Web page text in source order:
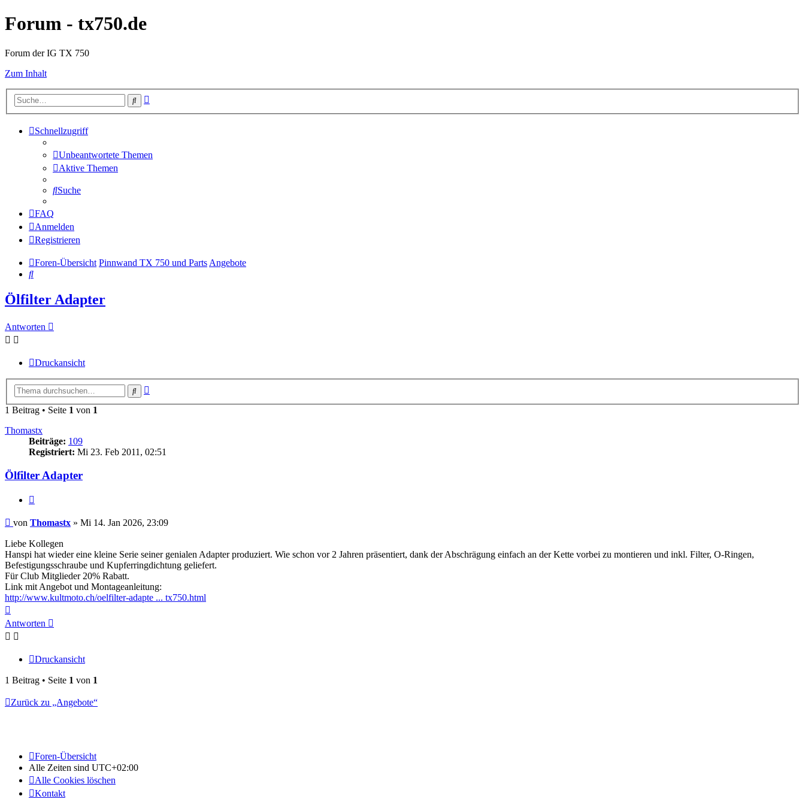
Forum - tx750.de
Forum der IG TX 750
Zum Inhalt
Suche
Schnellzugriff
Unbeantwortete Themen
Aktive Themen
Suche
FAQ
Anmelden
Registrieren
Foren-Übersicht Pinnwand TX 750 und PartsAngebote
Suche
Ölfilter Adapter
Antworten
Druckansicht
Suche
1 Beitrag • Seite 1 von 1
Thomastx
Beiträge: 109
Registriert: Mi 23. Feb 2011, 02:51
Ölfilter Adapter
Beitrag
von Thomastx » Mi 14. Jan 2026, 23:09
Liebe Kollegen
Hanspi hat wieder eine kleine Serie seiner genialen Adapter produziert. Wie schon vor 2 Jahren präsentiert, dank der Abschrägung einfach an der Kette vorbei zu montieren und inkl. Filter, O-Ringen,
Befestigungsschraube und Kupferringdichtung geliefert.
Für Club Mitglieder 20% Rabatt.
Link mit Angebot und Montageanleitung:
http://www.kultmoto.ch/oelfilter-adapte ... tx750.html
oben
Antworten
Druckansicht
1 Beitrag • Seite 1 von 1
Zurück zu „Angebote“
Foren-Übersicht
Alle Zeiten sind UTC+02:00
Alle Cookies löschen
Kontakt